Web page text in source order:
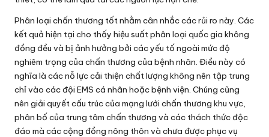
Phân loại chấn thương tốt nhằm cân nhắc các rủi ro này. Các
kết quả hiện tại cho thấy hiệu suất phân loại quốc gia không
đồng đều và bị ảnh hưởng bởi các yếu tố ngoài mức độ
nghiêm trọng của chấn thương của bệnh nhân. Điều này có
nghĩa là các nỗ lực cải thiện chất lượng không nên tập trung
chỉ vào các đội EMS cá nhân hoặc bệnh viện. Chúng cũng
nên giải quyết cấu trúc của mạng lưới chấn thương khu vực,
phân bố của trung tâm chấn thương và các thách thức độc
đáo mà các cộng đồng nông thôn và chưa được phục vụ